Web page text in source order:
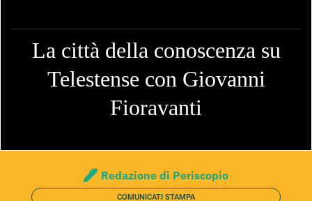
La città della conoscenza su
Telestense con Giovanni
Fioravanti
Redazione di Periscopio
COMUNICATI STAMPA